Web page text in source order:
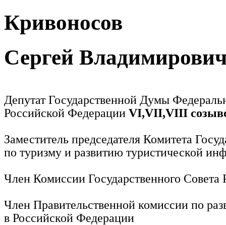
Кривоносов
Сергей
Депутат Государственной Думы
Российской Федерации VI,VII,VIII
Заместитель председателя Комитета
по туризму и развитию туристической
Член Комиссии Государственного
Член Правительственной комиссии по
в Российской Федерации